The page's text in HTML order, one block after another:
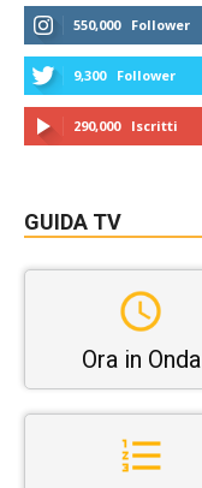
550,000 Follower
9,300 Follower
290,000 Iscritti
GUIDA TV
Ora in Onda